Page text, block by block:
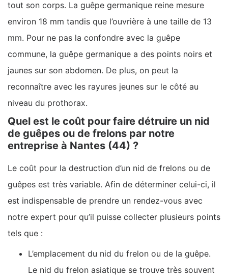
tout son corps. La guêpe germanique reine mesure
environ 18 mm tandis que l’ouvrière à une taille de 13
mm. Pour ne pas la confondre avec la guêpe
commune, la guêpe germanique a des points noirs et
jaunes sur son abdomen. De plus, on peut la
reconnaître avec les rayures jeunes sur le côté au
niveau du prothorax.
Quel est le coût pour faire détruire un nid
de guêpes ou de frelons par notre
entreprise à Nantes (44) ?
Le coût pour la destruction d’un nid de frelons ou de
guêpes est très variable. Afin de déterminer celui-ci, il
est indispensable de prendre un rendez-vous avec
notre expert pour qu’il puisse collecter plusieurs points
tels que :
L’emplacement du nid du frelon ou de la guêpe.
Le nid du frelon asiatique se trouve très souvent